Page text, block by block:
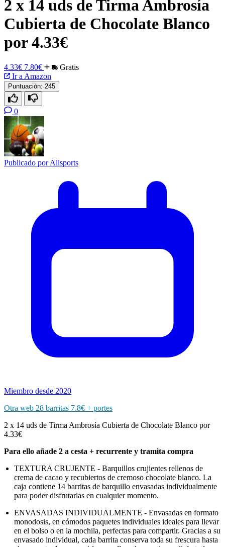
2 x 14 uds de Tirma Ambrosía
Cubierta de Chocolate Blanco
por 4.33€
4.33€ 7.80€
Gratis
Ir a Amazon
Puntuación: 245
0
Publicado porAllsports
Miembro desde 2020
Otra web 28 barritas 7.8€ + portes
2 x 14 uds de Tirma Ambrosía Cubierta de Chocolate Blanco por
4.33€
Para ello añade 2 a cesta + recurrente y tramita compra
TEXTURA CRUJENTE - Barquillos crujientes rellenos de
crema de cacao y recubiertos de cremoso chocolate blanco. La
caja contiene 14 barritas de barquillo envasadas individualmente
para poder disfrutarlas en cualquier momento.
ENVASADAS INDIVIDUALMENTE - Envasadas en formato
monodosis, en cómodos paquetes individuales ideales para llevar
en el bolso o en la mochila, perfectas para compartir. Gracias a su
envasado individual, cada barrita conserva toda su frescura hasta